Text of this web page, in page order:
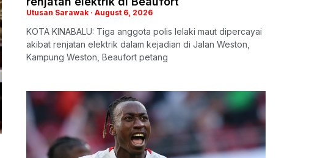
Utusan Sarawak August 6, 2026
KOTA KINABALU: Tiga anggota polis lelaki maut dipercayai
akibat renjatan elektrik dalam kejadian di Jalan Weston,
Kampung Weston, Beaufort petang